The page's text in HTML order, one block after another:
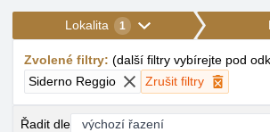
Lokalita 1
Zvolené filtry: (další filtry vybírejte pod
Siderno Reggio
Zrušit filtry
Řadit dle